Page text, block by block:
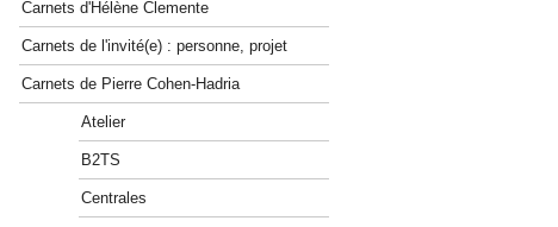
Carnets d'Hélène Clemente
Carnets de l'invité(e) : personne, projet
Carnets de Pierre Cohen-Hadria
Atelier
B2TS
Centrales